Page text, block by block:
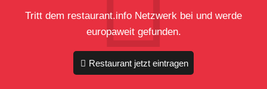
Tritt dem restaurant.info Netzwerk bei und werde
europaweit gefunden.
Restaurant jetzt eintragen